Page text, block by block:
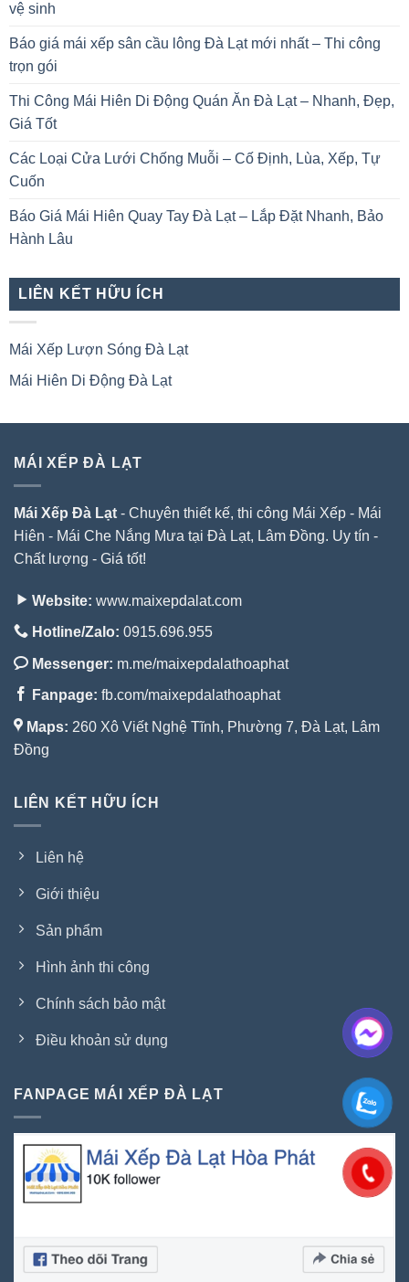
vệ sinh
Báo giá mái xếp sân cầu lông Đà Lạt mới nhất – Thi công
trọn gói
Thi Công Mái Hiên Di Động Quán Ăn Đà Lạt – Nhanh, Đẹp,
Giá Tốt
Các Loại Cửa Lưới Chống Muỗi – Cố Định, Lùa, Xếp, Tự
Cuốn
Báo Giá Mái Hiên Quay Tay Đà Lạt – Lắp Đặt Nhanh, Bảo
Hành Lâu
LIÊN KẾT HỮU ÍCH
Mái Xếp Lượn Sóng Đà Lạt
Mái Hiên Di Động Đà Lạt
MÁI XẾP ĐÀ LẠT
Mái Xếp Đà Lạt - Chuyên thiết kế, thi công Mái Xếp - Mái
Hiên - Mái Che Nắng Mưa tại Đà Lạt, Lâm Đồng. Uy tín -
Chất lượng - Giá tốt!
Website: www.maixepdalat.com
Hotline/Zalo: 0915.696.955
Messenger: m.me/maixepdalathoaphat
Fanpage: fb.com/maixepdalathoaphat
Maps: 260 Xô Viết Nghệ Tĩnh, Phường 7, Đà Lạt, Lâm
Đồng
LIÊN KẾT HỮU ÍCH
Liên hệ
Giới thiệu
Sản phẩm
Hình ảnh thi công
Chính sách bảo mật
Điều khoản sử dụng
FANPAGE MÁI XẾP ĐÀ LẠT